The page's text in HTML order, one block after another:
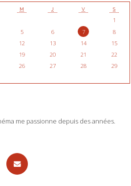
M J V S
1
5 6 7
8
12 13 14
15
19 20 21
22
26 27 28
29
me passionne depuis des années.